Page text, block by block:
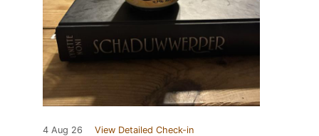
4 Aug 26 View Detailed Check-in